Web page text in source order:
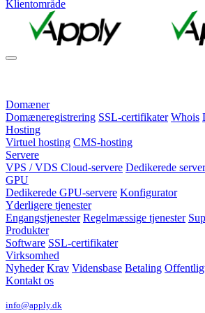
Klientområde
Domæner
Domæneregistrering SSL-certifikater Whois
Hosting
Virtuel hosting CMS-hosting
Servere
VPS / VDS Cloud-servere Dedikerede
GPU
Dedikerede GPU-servere Konfigurator
Yderligere tjenester
Engangstjenester Regelmæssige tjenester
Produkter
Software SSL-certifikater
Virksomhed
Nyheder Krav Vidensbase Betaling
Kontakt os
info@apply.dk